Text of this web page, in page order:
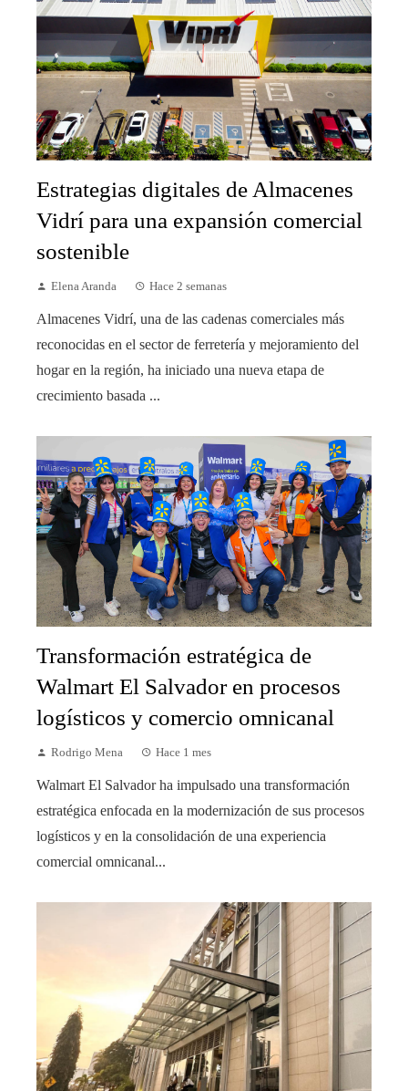
Estrategias digitales de Almacenes
Vidrí para una expansión comercial
sostenible
Elena Aranda Hace 2 semanas
Almacenes Vidrí, una de las cadenas comerciales más
reconocidas en el sector de ferretería y mejoramiento del
hogar en la región, ha iniciado una nueva etapa de
crecimiento basada ...
Transformación estratégica de
Walmart El Salvador en procesos
logísticos y comercio omnicanal
Rodrigo Mena Hace 1 mes
Walmart El Salvador ha impulsado una transformación
estratégica enfocada en la modernización de sus procesos
logísticos y en la consolidación de una experiencia
comercial omnicanal...